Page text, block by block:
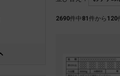
2690件中81 件から 120